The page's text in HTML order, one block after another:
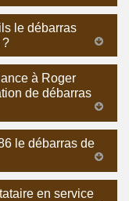
le débarras
?
à Roger
de débarras
le débarras de
en service